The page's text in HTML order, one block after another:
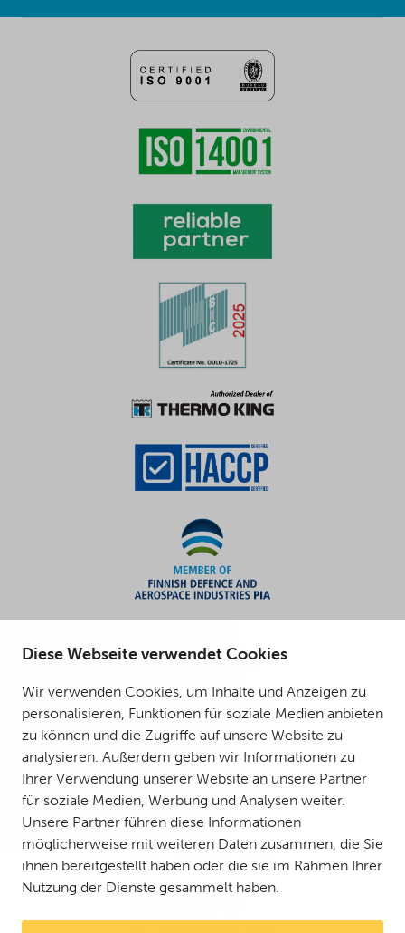
Diese Webseite verwendet Cookies
Wir verwenden Cookies, um Inhalte und Anzeigen zu
personalisieren, Funktionen für soziale Medien anbieten
zu können und die Zugriffe auf unsere Website zu
analysieren. Außerdem geben wir Informationen zu
Ihrer Verwendung unserer Website an unsere Partner
für soziale Medien, Werbung und Analysen weiter.
Unsere Partner führen diese Informationen
möglicherweise mit weiteren Daten zusammen, die Sie
ihnen bereitgestellt haben oder die sie im Rahmen Ihrer
Nutzung der Dienste gesammelt haben.